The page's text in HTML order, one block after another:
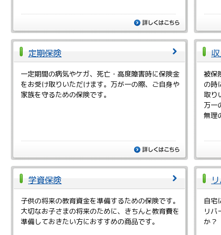
詳しくは
定期保険
一定期間の病気やケガ、死亡・高度障害時に保険金
をお受け取りいただけます。万が一の際、ご自身や
家族を守るための保険です。
詳しくは
被保
の時
取り
万一
無理
学資保険
子供の将来の教育資金を準備するための保険です。
大切なお子さまの将来のために、きちんと教育費を
準備しておきたい方におすすめの商品です。
自宅
リバ
か？